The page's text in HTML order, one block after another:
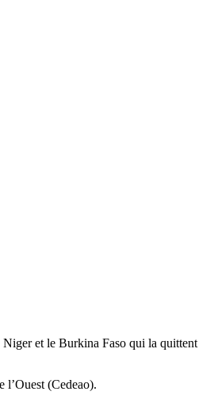
Niger et le Burkina Faso qui la quittent
l’Ouest (Cedeao).